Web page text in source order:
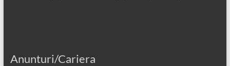
Anunturi/Cariera